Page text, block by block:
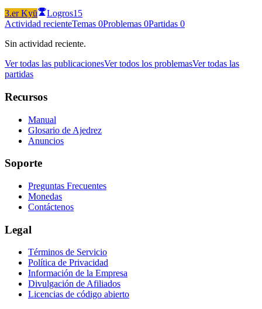
3.er Kyū Logros15
Actividad recienteTemas 0Problemas 0Partidas 0
Sin actividad reciente.
Ver todas las publicacionesVer todos los problemasVer todas las
partidas
Recursos
Manual
Glosario de Ajedrez
Anuncios
Soporte
Preguntas Frecuentes
Monedas
Contáctenos
Legal
Términos de Servicio
Política de Privacidad
Información de la Empresa
Divulgación de Afiliados
Licencias de código abierto